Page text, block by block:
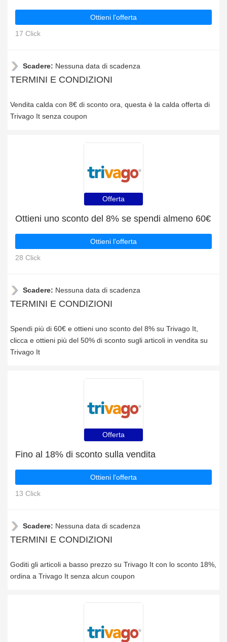
Ottieni l'offerta
17 Click
Scadere: Nessuna data di scadenza
TERMINI E CONDIZIONI
Vendita calda con 8€ di sconto ora, questa è la calda offerta di
Trivago It senza coupon
Offerta
Ottieni uno sconto del 8% se spendi almeno 60€
Ottieni l'offerta
28 Click
Scadere: Nessuna data di scadenza
TERMINI E CONDIZIONI
Spendi più di 60€ e ottieni uno sconto del 8% su Trivago It,
clicca e ottieni più del 50% di sconto sugli articoli in vendita su
Trivago It
Offerta
Fino al 18% di sconto sulla vendita
Ottieni l'offerta
13 Click
Scadere: Nessuna data di scadenza
TERMINI E CONDIZIONI
Goditi gli articoli a basso prezzo su Trivago It con lo sconto 18%,
ordina a Trivago It senza alcun coupon